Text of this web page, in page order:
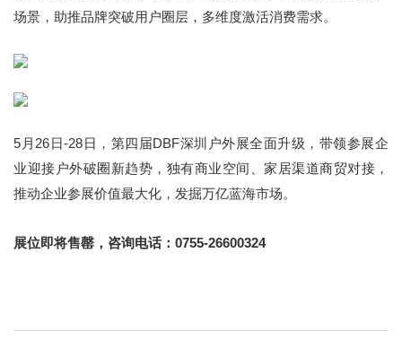
场景，助推品牌突破用户圈层，多维度激活消费需求。
5月26日-28日，第四届DBF深圳户外展全面升级，带领参展企
业迎接户外破圈新趋势，独有商业空间、家居渠道商贸对接，
推动企业参展价值最大化，发掘万亿蓝海市场。
展位即将售罄，咨询电话：0755-26600324